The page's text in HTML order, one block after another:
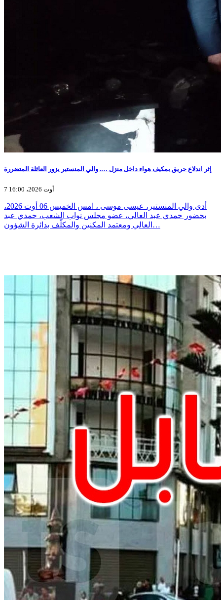
إثر اندلاع حريق بمكيف هواء داخل منزل …. والي المنستير يزور العائلة المتضررة
7 أوت 2026، 16:00
أدى والي المنستير، عيسى موسى ، امس الخميس 06 أوت 2026،
بحضور حمدي عبد العالي، عضو مجلس نواب الشعب، حمدي عبد
العالي ومعتمد المكنين والمكلّف بدائرة الشؤون…